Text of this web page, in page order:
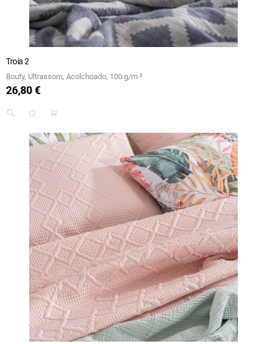
Troia 2
Bouty, Ultrassom, Acolchoado, 100 g/m ²
Preço
26,80 €